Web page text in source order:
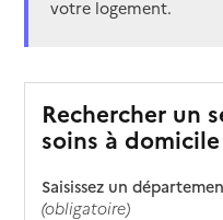
votre logement.
Rechercher un
soins à domicile
Saisissez un
(obligatoire)